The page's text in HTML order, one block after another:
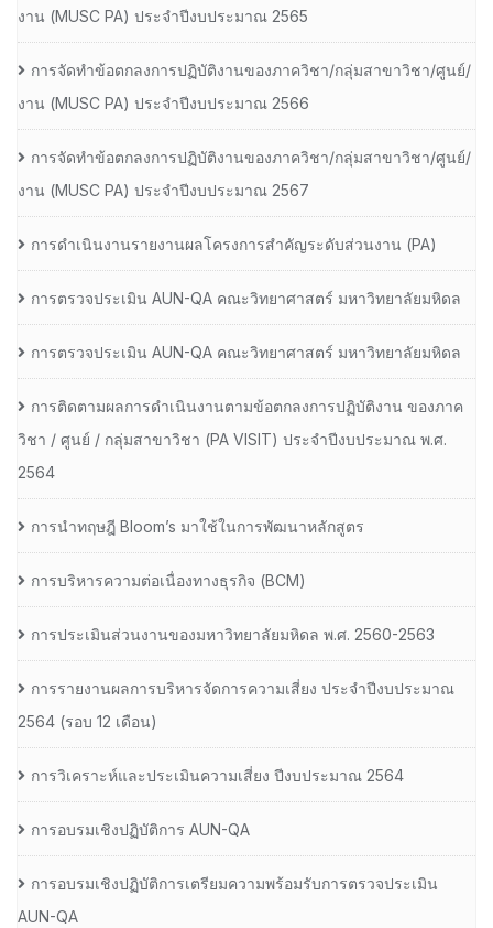
งาน (MUSC PA) ประจำปีงบประมาณ 2565
การจัดทำข้อตกลงการปฏิบัติงานของภาควิชา/กลุ่มสาขาวิชา/ศูนย์/
งาน (MUSC PA) ประจำปีงบประมาณ 2566
การจัดทำข้อตกลงการปฏิบัติงานของภาควิชา/กลุ่มสาขาวิชา/ศูนย์/
งาน (MUSC PA) ประจำปีงบประมาณ 2567
การดำเนินงานรายงานผลโครงการสำคัญระดับส่วนงาน (PA)
การตรวจประเมิน AUN-QA คณะวิทยาศาสตร์ มหาวิทยาลัยมหิดล
การตรวจประเมิน AUN-QA คณะวิทยาศาสตร์ มหาวิทยาลัยมหิดล
การติดตามผลการดำเนินงานตามข้อตกลงการปฏิบัติงาน ของภาค
วิชา / ศูนย์ / กลุ่มสาขาวิชา (PA VISIT) ประจำปีงบประมาณ พ.ศ.​
2564
การนำทฤษฎี Bloom’s มาใช้ในการพัฒนาหลักสูตร
การบริหารความต่อเนื่องทางธุรกิจ (BCM)
การประเมินส่วนงานของมหาวิทยาลัยมหิดล พ.ศ. 2560-2563
การรายงานผลการบริหารจัดการความเสี่ยง ประจำปีงบประมาณ
2564 (รอบ 12 เดือน)
การวิเคราะห์และประเมินความเสี่ยง ปีงบประมาณ 2564
การอบรมเชิงปฏิบัติการ AUN-QA
การอบรมเชิงปฏิบัติการเตรียมความพร้อมรับการตรวจประเมิน
AUN-QA